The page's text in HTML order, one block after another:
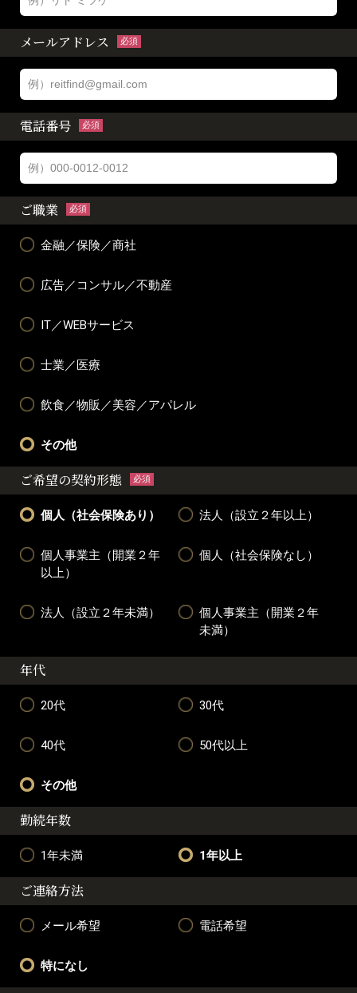
メールアドレス 必須
電話番号 必須
ご職業 必須
金融／保険／商社
広告／コンサル／不動産
IT／WEBサービス
士業／医療
飲食／物販／美容／アパレル
その他
ご希望の契約形態 必須
個人（社会保険あり） 法人（設立２年以上）
個人事業主（開業２年
以上）
個人（社会保険なし）
法人（設立２年未満）
個人事業主（開業２年
未満）
年代
20代 30代
40代 50代以上
その他
勤続年数
1年未満 1年以上
ご連絡方法
メール希望 電話希望
特になし